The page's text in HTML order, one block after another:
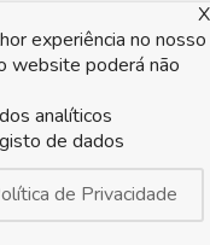
X
experiência no nosso
website poderá não
de Privacidade
analíticos
de dados